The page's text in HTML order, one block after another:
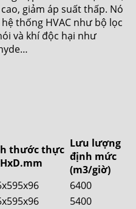
giảm áp suất thấp. Nó
thống HVAC như bộ lọc
và khí độc hại như
thước thực Lưu lượng
định mức
(m3/giờ)
6400
5400